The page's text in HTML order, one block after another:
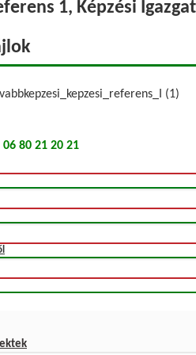
1, Képzési
(1)
06 80 21 20 21